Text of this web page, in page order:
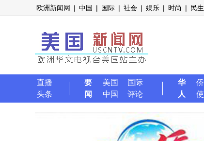
欧洲新闻网 | 中国 | 国际 | 社会 | 娱乐 | 时尚 | 民生
直播
头条
要
闻
美国
国际
中国
评论
华
人